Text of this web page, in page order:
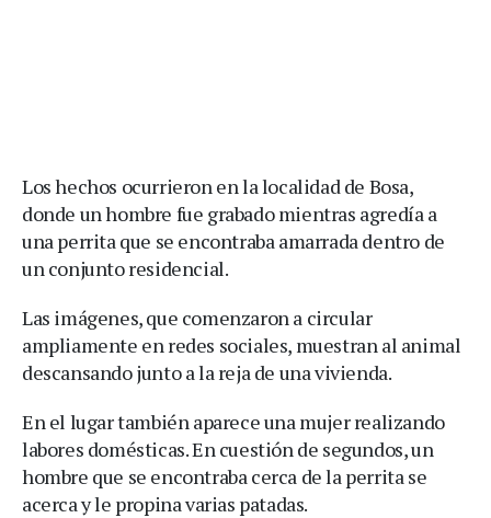
Los hechos ocurrieron en la localidad de Bosa,
donde un hombre fue grabado mientras agredía a
una perrita que se encontraba amarrada dentro de
un conjunto residencial.
Las imágenes, que comenzaron a circular
ampliamente en redes sociales, muestran al animal
descansando junto a la reja de una vivienda.
En el lugar también aparece una mujer realizando
labores domésticas. En cuestión de segundos, un
hombre que se encontraba cerca de la perrita se
acerca y le propina varias patadas.